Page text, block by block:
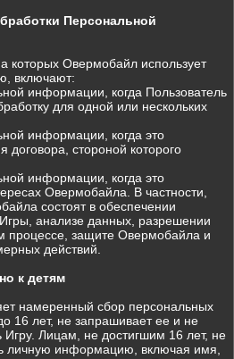
Персональной
которых Овермобайл использует
включают:
информации, когда Пользователь
для одной или нескольких
информации, когда это
стороной которого
информации, когда это
Овермобайла. В частности,
состоят в обеспечении
анализе данных, разрешении
процессе, защите Овермобайла и
действий.
к детям
намеренный сбор персональных
16 лет, не запрашивает ее и не
Игру. Лицам, не достигшим 16 лет, не
личную информацию, включая имя,